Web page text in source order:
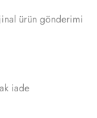
ürün gönderimi
iade